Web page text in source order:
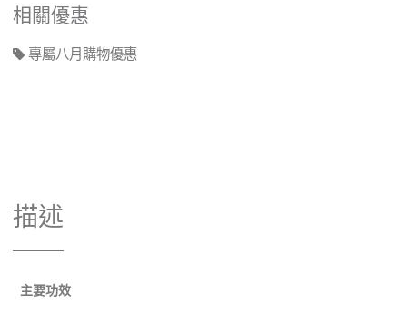
相關優惠
專屬八月購物優惠
描述
主要功效